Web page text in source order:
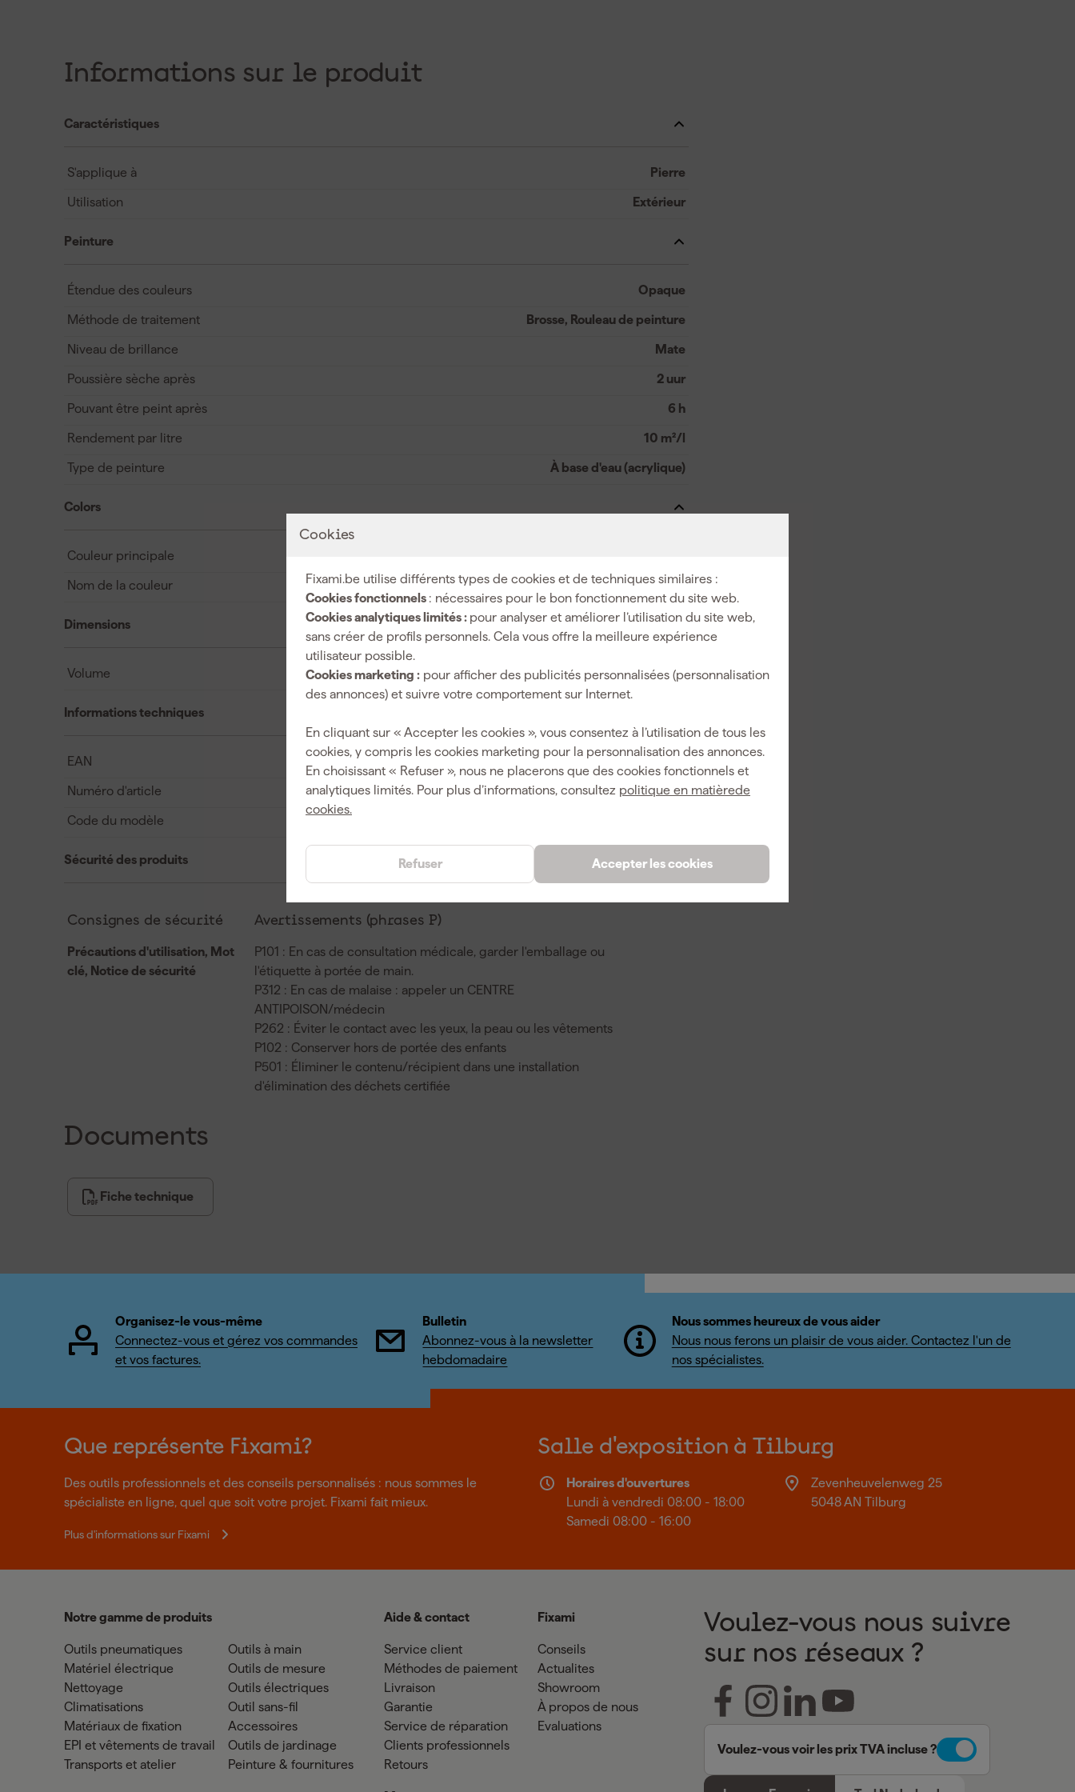
Cookies
Fixami.be utilise différents types de cookies et de techniques similaires :
Cookies fonctionnels : nécessaires pour le bon fonctionnement du site web.
Cookies analytiques limités : pour analyser et améliorer l’utilisation du site web,
sans créer de profils personnels. Cela vous offre la meilleure expérience
utilisateur possible.
Cookies marketing : pour afficher des publicités personnalisées (personnalisation
des annonces) et suivre votre comportement sur Internet.
En cliquant sur « Accepter les cookies », vous consentez à l’utilisation de tous les
cookies, y compris les cookies marketing pour la personnalisation des annonces.
En choisissant « Refuser », nous ne placerons que des cookies fonctionnels et
analytiques limités. Pour plus d’informations, consultez politique en matièrede
cookies.
Accepter les cookies
Refuser
Informations sur le produit
Caractéristiques
S'applique à Pierre
Utilisation Extérieur
Peinture
Étendue des couleurs Opaque
Méthode de traitement Brosse, Rouleau de peinture
Niveau de brillance Mate
Poussière sèche après 2 uur
Pouvant être peint après 6 h
Rendement par litre 10 m²/l
Type de peinture À base d'eau (acrylique)
Colors
Couleur principale
Nom de la couleur Mélangé par couleur
Dimensions
Volume 2.5 l
Informations techniques
EAN 8711115378107
Numéro d'article 360666
Code du modèle
Sécurité des produits
Consignes de sécurité
Précautions d'utilisation, Mot
clé, Notice de sécurité
Avertissements (phrases P)
P101 : En cas de consultation médicale, garder l'emballage ou
l'étiquette à portée de main.
P312 : En cas de malaise : appeler un CENTRE
ANTIPOISON/médecin
P262 : Éviter le contact avec les yeux, la peau ou les vêtements
P102 : Conserver hors de portée des enfants
P501 : Éliminer le contenu/récipient dans une installation
d'élimination des déchets certifiée
Documents
Fiche technique
Organisez-le vous-même
Connectez-vous et gérez vos commandes
et vos factures.
Bulletin
Abonnez-vous à la newsletter
hebdomadaire
Nous sommes heureux de vous aider
Nous nous ferons un plaisir de vous aider. Contactez l'un de
nos spécialistes.
Que représente Fixami?
Des outils professionnels et des conseils personnalisés : nous sommes le
spécialiste en ligne, quel que soit votre projet. Fixami fait mieux.
Plus d'informations sur Fixami
Salle d'exposition à Tilburg
Horaires d'ouvertures
Lundi à vendredi 08:00 - 18:00
Samedi 08:00 - 16:00
Zevenheuvelenweg 25
5048 AN Tilburg
Notre gamme de produits
Outils pneumatiques
Matériel électrique
Nettoyage
Climatisations
Matériaux de fixation
EPI et vêtements de travail
Transports et atelier
Outils à main
Outils de mesure
Outils électriques
Outil sans-fil
Accessoires
Outils de jardinage
Peinture & fournitures
Aide & contact
Service client
Méthodes de paiement
Livraison
Garantie
Service de réparation
Clients professionnels
Retours
Fixami
Conseils
Actualites
Showroom
À propos de nous
Evaluations
Voulez-vous nous suivre
sur nos réseaux ?
Voulez-vous voir les prix TVA incluse ?